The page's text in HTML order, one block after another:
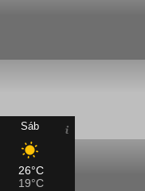
Sáb
26°C
19°C